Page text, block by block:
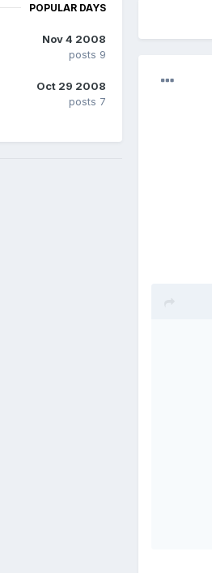
POPULAR DAYS
Nov 4 2008
9 posts
Oct 29 2008
7 posts